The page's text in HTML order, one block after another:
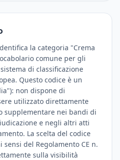
la categoria "Crema
comune per gli
di classificazione
Questo codice è un
non dispone di
utilizzato direttamente
supplementare nei bandi di
e negli altri atti
La scelta del codice
del Regolamento CE n.
sulla visibilità